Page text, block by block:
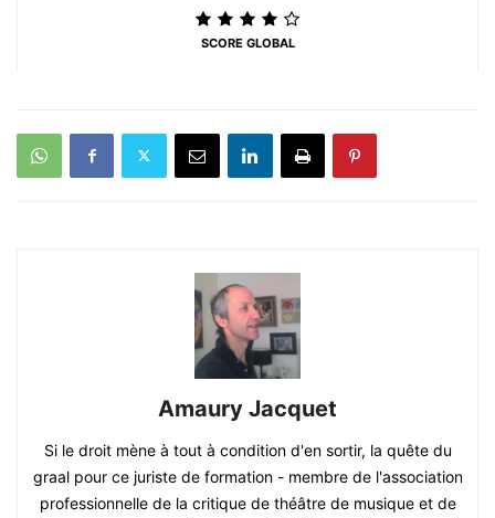
SCORE GLOBAL
Amaury Jacquet
Si le droit mène à tout à condition d'en sortir, la quête du
graal pour ce juriste de formation - membre de l'association
professionnelle de la critique de théâtre de musique et de